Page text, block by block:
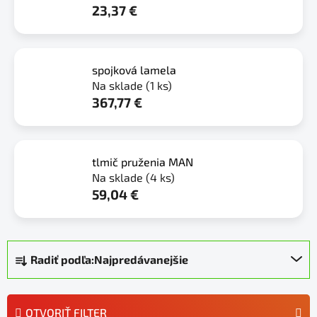
23,37 €
spojková lamela
Na sklade (1 ks)
367,77 €
tlmič pruženia MAN
Na sklade (4 ks)
59,04 €
R
a
d
e
Radiť podľa:Najpredávanejšie
OTVORIŤ FILTER